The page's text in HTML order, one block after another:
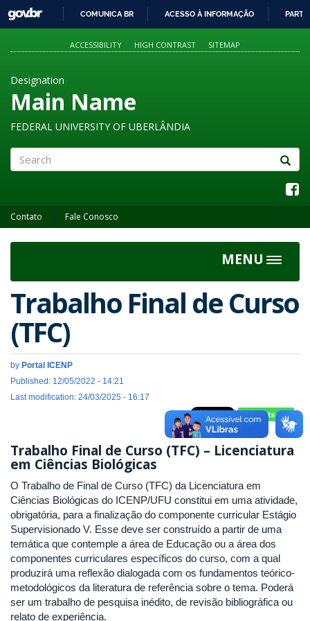
PARA
O
GOVBR
COMUNICA BR ACESSO À INFORMAÇÃO
ACCESSIBILITY HIGH CONTRAST SITEMAP
Designation
Main Name
FEDERAL UNIVERSITY OF UBERLÂNDIA
Contato Fale Conosco
MENU
Toggle
Trabalho Final de Curso
(TFC)
by Portal ICENP
Published: 12/05/2022 - 14:21
Last modification: 24/03/2025 - 16:17
Whatsapp
Trabalho Final de Curso (TFC) – Licenciatura
em Ciências Biológicas
O Trabalho de Final de Curso (TFC) da Licenciatura em
Ciências Biológicas do ICENP/UFU constitui em uma atividade,
obrigatória, para a finalização do componente curricular Estágio
Supervisionado V. Esse deve ser construído a partir de uma
temática que contemple a área de Educação ou a área dos
componentes curriculares específicos do curso, com a qual
produzirá uma reflexão dialogada com os fundamentos teórico-
metodológicos da literatura de referência sobre o tema. Poderá
ser um trabalho de pesquisa inédito, de revisão bibliográfica ou
relato de experiência.